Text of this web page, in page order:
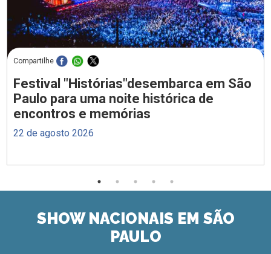
Compartilhe
Festival "Histórias"desembarca em São
Paulo para uma noite histórica de
encontros e memórias
22 de agosto 2026
SHOW NACIONAIS EM SÃO
PAULO